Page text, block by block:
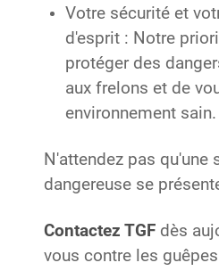
Votre sécurité et
d'esprit : Notre
protéger des
aux frelons et de
environnement sain.
N'attendez pas qu'une
dangereuse se
Contactez TGF dès
vous contre les